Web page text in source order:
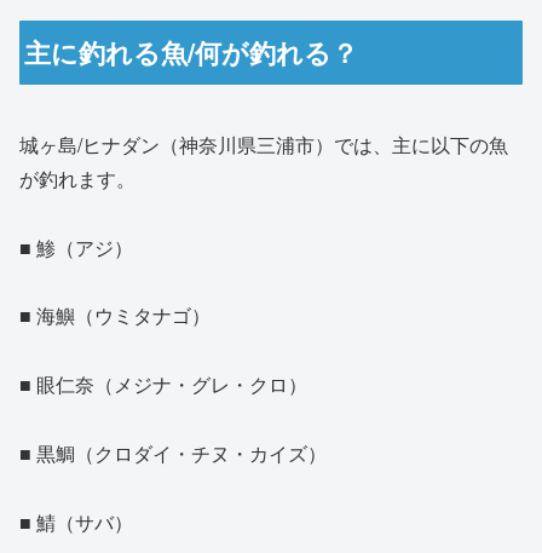
主に釣れる魚/何が釣れる？
城ヶ島/ヒナダン（神奈川県三浦市）では、主に以下の魚
が釣れます。
■ 鯵（アジ）
■ 海鱮（ウミタナゴ）
■ 眼仁奈（メジナ・グレ・クロ）
■ 黒鯛（クロダイ・チヌ・カイズ）
■ 鯖（サバ）